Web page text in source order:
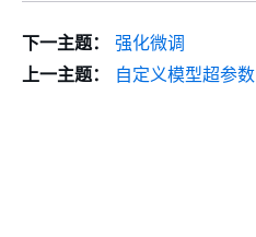
下一主题：
强化微调
上一主题：
自定义模型超参数